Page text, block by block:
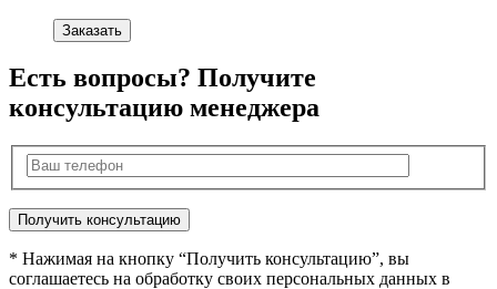
Заказать
Есть вопросы? Получите
консультацию менеджера
* Нажимая на кнопку “Получить консультацию”, вы
соглашаетесь на обработку своих персональных данных в